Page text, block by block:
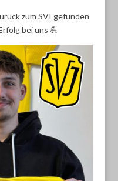
zum SVI gefunden
bei uns 💪